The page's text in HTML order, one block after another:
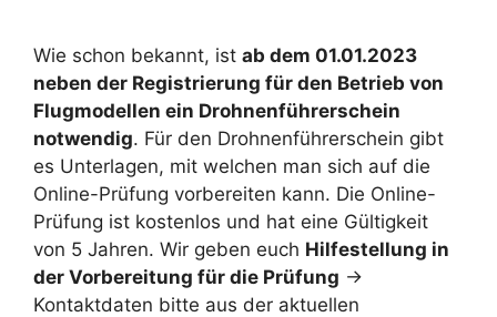
Wie schon bekannt, ist ab dem 01.01.2023
neben der Registrierung für den Betrieb von
Flugmodellen ein Drohnenführerschein
notwendig. Für den Drohnenführerschein gibt
es Unterlagen, mit welchen man sich auf die
Online-Prüfung vorbereiten kann. Die Online-
Prüfung ist kostenlos und hat eine Gültigkeit
von 5 Jahren. Wir geben euch Hilfestellung in
der Vorbereitung für die Prüfung ->
Kontaktdaten bitte aus der aktuellen